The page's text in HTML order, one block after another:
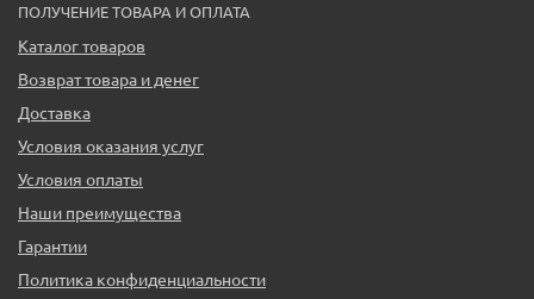
ПОЛУЧЕНИЕ ТОВАРА И ОПЛАТА
Каталог товаров
Возврат товара и денег
Доставка
Условия оказания услуг
Условия оплаты
Наши преимущества
Гарантии
Политика конфиденциальности